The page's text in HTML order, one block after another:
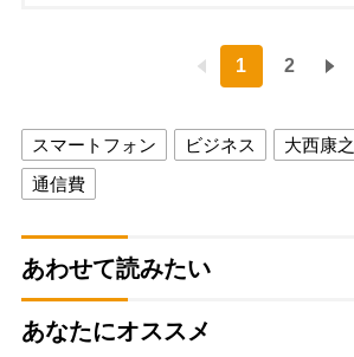
1 2
スマートフォン ビジネス 大西康之
通信費
あわせて読みたい
あなたにオススメ